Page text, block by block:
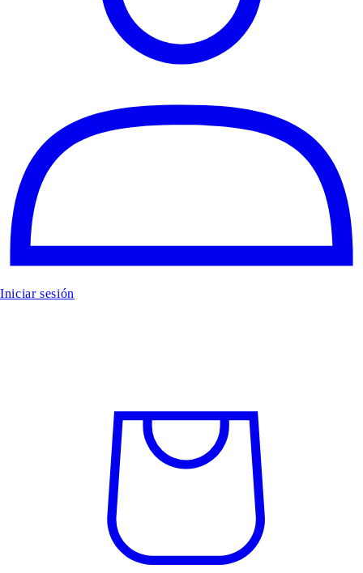
Iniciar sesión